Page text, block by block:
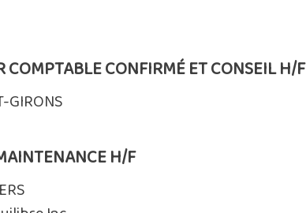
COMPTABLE CONFIRMÉ ET CONSEIL H/F
GIRONS
H/F